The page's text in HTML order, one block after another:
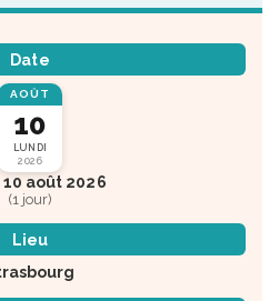
Date
AOÛT
10
LUNDI
2026
10 août 2026
(1 jour)
Lieu